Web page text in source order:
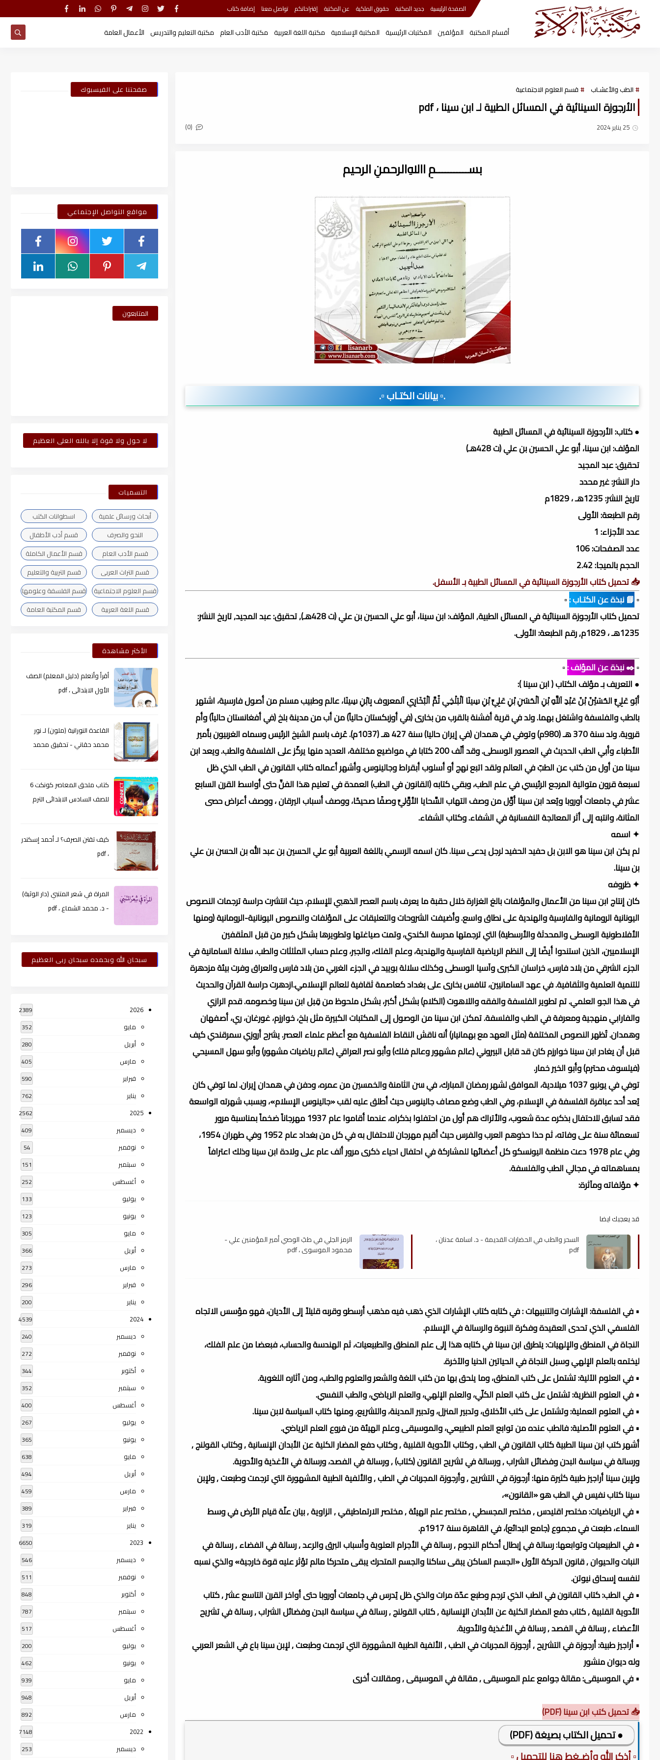
الصفحة الرئيسية جديد المكتبة حقوق الملكية عن المكتبة إقتراحاتكم تواصل معنا إضافة كتاب
أقسام المكتبة المؤلفين المكتبات الرئيسية المكتبة الإسلامية مكتبة اللغة العربية مكتبة الأدب العام مكتبة التعليم والتدريس الأعمال العامة
الطب والأعشـاب قسم العلوم الاجتماعية
الأرجوزة السينائية في المسائل الطبية لـ ابن سينا ، pdf
25 يناير 2024 (0)
بســـــــــــمِ اﷲِالرحمنِ الرحيم
.▫️ بيانات الكتـاب ▫️.
● كتاب: الأرجوزة السينائية في المسائل الطبية
المؤلف: ابن سينا، أبو علي الحسين بن علي (ت 428هـ)
تحقيق: عبد المجيد
دار النشر: غير محدد
تاريخ النشر: 1235هـ ، 1829م
رقم الطبعة: الأولى
عدد الأجزاء: 1
عدد الصفحات: 106
الحجم بالميجا: 2.42
📥 تحميل كتاب الأرجوزة السينائية في المسائل الطبية بـ الأسفل.
▫️📘 نبذة عن الكتـاب :▫️
تحميل كتاب الأرجوزة السينائية في المسائل الطبية, المؤلف: ابن سينا، أبو علي الحسين بن علي (ت 428هـ), تحقيق: عبد المجيد, تاريخ النشر:
1235هـ ، 1829م, رقم الطبعة: الأولى.
▫️✒️ نبذة عن المؤلف :▫️
● التعريف بـ مؤلف الكتاب ( ابن سينا ):
أبُو عَلِيٍّ الحُسَيْنُ بْنُ عَبْدِ اَللَّهِ بْنِ اَلْحَسَنِ بْنِ عَلِيِّ بْنِ سِينَا اَلْبَلْخِي ثُمَّ اَلْبُخَارِي اَلمعروف بِابْنِ سِينَا، عالم وطبيب مسلم من أصول فارسية، اشتهر
بالطب والفلسفة واشتغل بهما. ولد في قرية أفشنة بالقرب من بخارى (في أوزبكستان حالياً) من أب من مدينة بلخ (في أفغانستان حالياً) وأم
قروية. ولد سنة 370 هـ (980م) وتوفي في همدان (في إيران حاليا) سنة 427 هـ (1037م). عُرف باسم الشيخ الرئيس وسماه الغربيون بأمير
الأطباء وأبي الطب الحديث في العصور الوسطى. وقد ألّف 200 كتابا في مواضيع مختلفة، العديد منها يركّز على الفلسفة والطب. ويعد ابن
سينا من أول من كتب عن الطبّ في العالم ولقد اتبع نهج أو أسلوب أبقراط وجالينوس. وأشهر أعماله كتاب القانون في الطب الذي ظل
لسبعة قرون متوالية المرجع الرئيسي في علم الطب، وبقي كتابه (القانون في الطب) العمدة في تعليم هذا الفنِّ حتى أواسط القرن السابع
عشر في جامعات أوروبا ويُعد ابن سينا أوَّل من وصف التهاب السَّحايا الأوَّليِّ وصفًا صحيحًا، ووصف أسباب اليرقان ، ووصف أعراض حصى
المثانة، وانتبه إلى أثر المعالجة النفسانية في الشفاء. وكتاب الشفاء.
✦ اسمه
لم يكن ابن سينا هو الابن بل حفيد الحفيد لرجل يدعى سينا. كان اسمه الرسمي باللغة العربية أبو علي الحسين بن عبد الله بن الحسن بن علي
بن سينا.
✦ ظروفه
كان إنتاج ابن سينا من الأعمال والمؤلفات بالغ الغزارة خلال حقبة ما يعرف باسم العصر الذهبي للإسلام، حيث انتشرت دراسة ترجمات النصوص
اليونانية الرومانية والفارسية والهندية على نطاق واسع. وأضيفت الشروحات والتعليقات على المؤلفات والنصوص اليونانية-الرومانية (ومنها
الأفلاطونية الوسطى والمحدثة والأرسطية) التي ترجمتها مدرسة الكندي، وتمت صياغتها وتطويرها بشكل كبير من قبل المثقفين
الإسلاميين، الذين استندوا أيضًا إلى النظم الرياضية الفارسية والهندية، وعلم الفلك، والجبر، وعلم حساب المثلثات والطب. سلالة السامانية في
الجزء الشرقي من بلاد فارس، خراسان الكبرى وآسيا الوسطى وكذلك سلالة بوييد في الجزء الغربي من بلاد فارس والعراق وفرت بيئة مزدهرة
للتنمية العلمية والثقافية. في عهد السامانيين، تنافس بخارى على بغداد كعاصمة ثقافية للعالم الإسلامي.ازدهرت دراسة القرآن والحديث
في هذا الجو العلمي. تم تطوير الفلسفة والفقه واللاهوت (الكلام) بشكل أكبر، بشكل ملحوظ من قِبل ابن سينا وخصومه. قدم الرازي
والفارابي منهجية ومعرفة في الطب والفلسفة. تمكن ابن سينا من الوصول إلى المكتبات الكبيرة مثل بلخ، خوارزم، غورغان، ري، أصفهان
وهمدان. تُظهر النصوص المختلفة (مثل العهد مع بهمانيار) أنه ناقش النقاط الفلسفية مع أعظم علماء العصر. يشرح أروزي سمرقندي كيف
قبل أن يغادر ابن سينا خوارزم كان قد قابل البيروني (عالم مشهور وعالم فلك) وأبو نصر العراقي (عالم رياضيات مشهور) وأبو سهل المسيحي
(فيلسوف محترم) وأبو الخير خمار.
توفي في يونيو 1037 ميلادية، الموافق لشهر رمضان المبارك، في سن الثامنة والخمسين من عمره، ودفن في همدان إيران. لما توفي كان
يُعد أحد عباقرة الفلسفة في الإسلام، وفي الطب وضع مصاف جالينوس حيث أطلق عليه لقب «جالينوس الإسلام»، وبسبب شهرته الواسعة
فقد تسابق للاحتفال بذكره عدة شعوب، والأتراك هم أول من احتفلوا بذكراه، عندما أقاموا عام 1937 مهرجاناً ضخماً بمناسبة مرور
تسعمائة سنة على وفاته، ثم حذا حذوهم العرب والفرس حيث أقيم مهرجان للاحتفال به في كل من بغداد عام 1952 وفي طهران 1954،
وفي عام 1978 دعت منظمة اليونسكو كل أعضائها للمشاركة في احتفال احياء ذكرى مرور ألف عام على ولادة ابن سينا وذلك اعترافاً
بمساهماته في مجالي الطب والفلسفة.
✦ مؤلفاته ومآثرة:
قد يعجبك ايضا
السحر والطب في الحضارات القديمة - د. اسامة عدنان ،
pdf
الرمز الجلي في طبّ الوصي أمير المؤمنين علي -
محمود الموسوي ، pdf
• في الفلسفة: الإشارات والتنبيهات : في كتابه كتاب الإشارات الذي ذهب فيه مذهب أرسطو وقربه قليلاً إلى الأديان، فهو مؤسس الاتجاه
الفلسفي الذي تحدى العقيدة وفكرة النبوة والرسالة في الإسلام.
النجاة في المنطق والإلهيات: يتطرق ابن سينا في كتابه هذا إلى علم المنطق والطبيعيات، ثم الهندسة والحساب، فبعضا من علم الفلك،
ليختمه بالعلم الإلهي وسبل النجاة في الحياتين الدنيا والآخرة.
• في العلوم الآلية: تشتمل على كتب المنطق، وما يلحق بها من كتب اللغة والشعر والعلوم والطب، ومن آثاره اللغوية.
• في العلوم النظرية: تشتمل على كتب العلم الكلّي، والعلم الإلهي، والعلم الرياضي، والطب النفسي.
• في العلوم العملية: وتشتمل على كتب الأخلاق، وتدبير المنزل، وتدبير المدينة، والتشريع، ومنها كتاب السياسة لابن سينا.
• في العلوم الأصلية: فالطب عنده من توابع العلم الطبيعي، والموسيقى وعلم الهيئة من فروع العلم الرياضي.
أشهر كتب ابن سينا الطبية كتاب القانون في الطب , وكتاب الأدوية القلبية , وكتاب دفع المضار الكلية عن الأبدان الإنسانية , وكتاب القولنج ,
ورسالة في سياسة البدن وفضائل الشراب , ورسالة في تشريح القانون (كتاب) , ورسالة في الفصد، ورسالة في الأغذية والأدوية.
ولإبن سينا أراجيز طبية كثيرة منها: أرجوزة في التشريح , وأرجوزة المجربات في الطب , والألفية الطبية المشهورة التي ترجمت وطبعت , ولإبن
سينا كتاب نفيس في الطب هو «القانون»،
• في الرياضيات: مختصر اقليدس , مختصر المجسطي , مختصر علم الهيئة , مختصر الارتماطيقي , الزاوية , بيان علّة قيام الأرض في وسط
السماء، طبعت في مجموع (جامع البدائع)، في القاهرة سنة 1917م.
• في الطبيعيات وتوابعها: رسالة في إبطال أحكام النجوم , رسالة في الأجرام العلوية وأسباب البرق والرعد , رسالة في الفضاء , رسالة في
النبات والحيوان , قانون الحركة الأول «الجسم الساكن يبقى ساكنا والجسم المتحرك يبقى متحركا مالم تؤثر عليه قوة خارجية» والذي نسبه
لنفسه إسحاق نيوتن.
• في الطب: كتاب القانون في الطب الذي ترجم وطبع عدّة مرات والذي ظل يُدرس في جامعات أوروبا حتى أواخر القرن التاسع عشر , كتاب
الأدوية القلبية , كتاب دفع المضار الكلية عن الأبدان الإنسانية , كتاب القولنج , رسالة في سياسة البدن وفضائل الشراب , رسالة في تشريح
الأعضاء , رسالة في الفصد , رسالة في الأغذية والأدوية.
• أراجيز طبية: أرجوزة في التشريح , أرجوزة المجربات في الطب , الألفية الطبية المشهورة التي ترجمت وطبعت , لإبن سينا باع في الشعر العربي
وله ديوان منشور
• في الموسيقى: مقالة جوامع علم الموسيقى , مقالة في الموسيقى , ومقالات أخرى
📥 تحميل كتب ابن سينا (PDF)
● تحميل الكتاب بصيغة (PDF)
▫️ أذكر الله وأضـغط هنا للتحميل ▫️
صفحتنا على الفيسبوك
مواقع التواصل الإجتماعي
المتابعون
لا حول ولا قوة إلا بالله العلى العظيم
التسميات
أبحاث ورسائل علمية
اسطوانات الكتب
النحو والصرف
قسم أدب الأطفال
قسم الأدب العام
قسم الأعمال الكاملة
قسم التراث العربى
قسم التربية والتعليم
قسم العلوم الاجتماعية
قسم الفلسفة وعلومها
قسم اللغة العربية
قسم المكتبة العامة
الأكثر مشاهدة
أقرأ وأتعلم (دليل المعلم) الصف
الأول الابتدائى ، pdf
القاعدة النورانية (ملون) لـ نور
محمد حقاني - تحقيق محمد
كتاب ملحق المعاصر كونكت 6
للصف السادس الابتدائى الترم
كيف تقتن الصرف؟ لـ أحمد إسكندر
، pdf
المراة في شعر المتنبي (دار الوثبة)
- د. محمد الشماع ، pdf
سبحان الله وبحمده سبحان ربى العظيم
2026
2389
مايو 352
أبريل 280
مارس 405
فبراير 590
يناير 762
2025
2562
ديسمبر 409
نوفمبر 54
سبتمبر 151
أغسطس 252
يوليو 133
يونيو 123
مايو 305
أبريل 366
مارس 273
فبراير 296
يناير 200
2024
4539
ديسمبر 240
نوفمبر 272
أكتوبر 344
سبتمبر 352
أغسطس 400
يوليو 267
يونيو 365
مايو 638
أبريل 494
مارس 459
فبراير 389
يناير 319
2023
6650
ديسمبر 546
نوفمبر 511
أكتوبر 848
سبتمبر 787
أغسطس 517
يوليو 200
يونيو 462
مايو 939
أبريل 948
مارس 892
2022
7148
ديسمبر 253